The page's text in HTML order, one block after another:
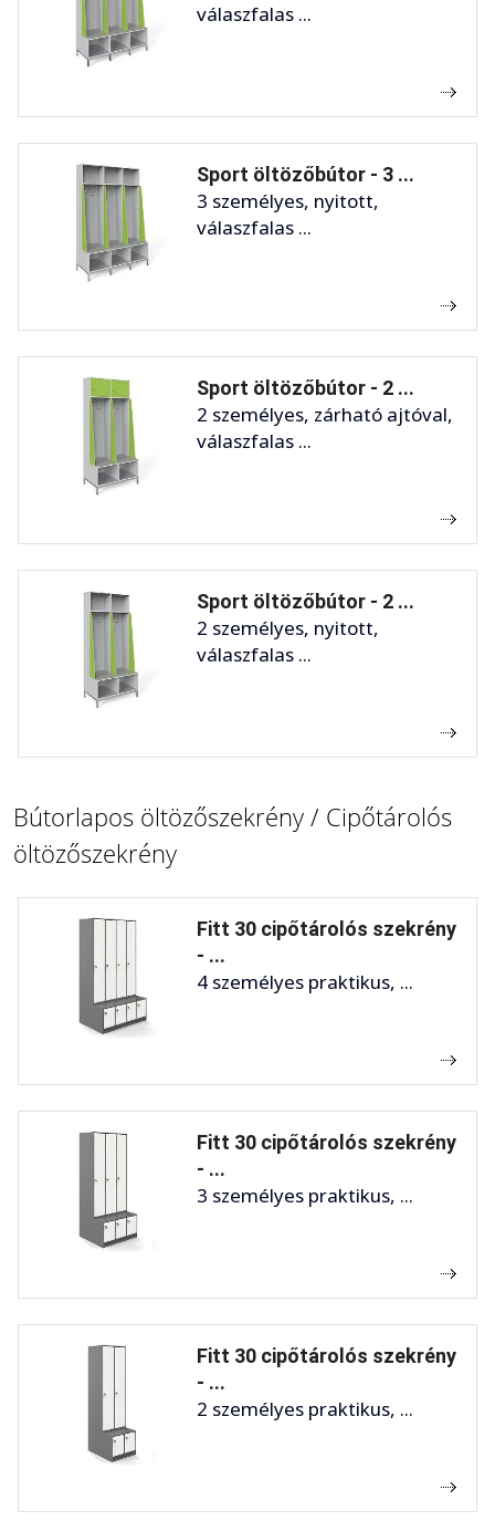
válaszfalas ...
Sport öltözőbútor - 3 ...
3 személyes, nyitott,
válaszfalas ...
Sport öltözőbútor - 2 ...
2 személyes, zárható ajtóval,
válaszfalas ...
Sport öltözőbútor - 2 ...
2 személyes, nyitott,
válaszfalas ...
Bútorlapos öltözőszekrény / Cipőtárolós
öltözőszekrény
Fitt 30 cipőtárolós szekrény
- ...
4 személyes praktikus, ...
Fitt 30 cipőtárolós szekrény
- ...
3 személyes praktikus, ...
Fitt 30 cipőtárolós szekrény
- ...
2 személyes praktikus, ...